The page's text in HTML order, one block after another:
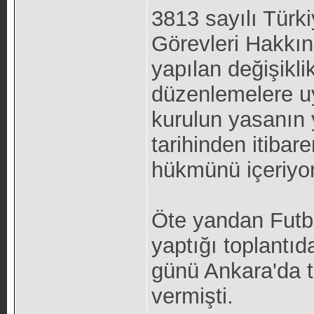
3813 sayılı
Görevleri
yapılan
düzenlemelere
kurulun
tarihinden
hükmünü
Öte yandan
yaptığı
günü Ankara'da
vermişti.